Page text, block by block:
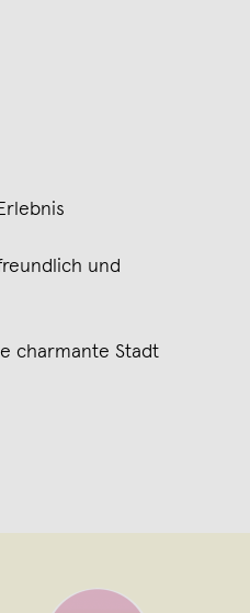
und
charmante Stadt